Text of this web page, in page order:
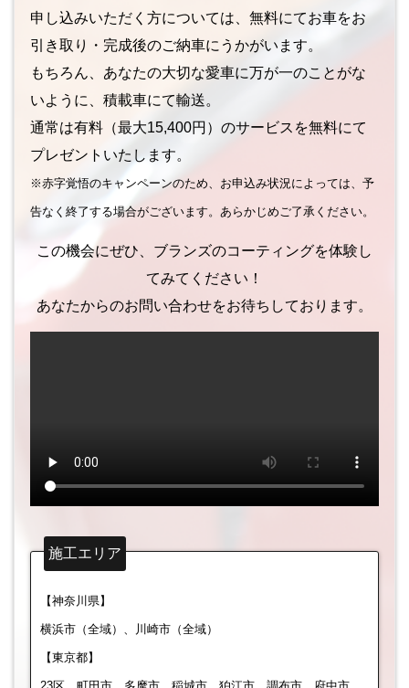
申し込みいただく方については、無料にてお車をお
引き取り・完成後のご納車にうかがいます。
もちろん、あなたの大切な愛車に万が一のことがな
いように、積載車にて輸送。
通常は有料（最大15,400円）のサービスを無料にて
プレゼントいたします。
※赤字覚悟のキャンペーンのため、お申込み状況によっては、予
告なく終了する場合がございます。あらかじめご了承ください。
この機会にぜひ、ブランズのコーティングを体験し
てみてください！
あなたからのお問い合わせをお待ちしております。
施工エリア
【神奈川県】
横浜市（全域）、川崎市（全域）
【東京都】